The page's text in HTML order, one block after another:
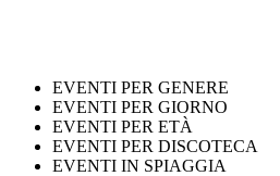
EVENTI PER GENERE
EVENTI PER GIORNO
EVENTI PER ETÀ
EVENTI PER DISCOTECA
EVENTI IN SPIAGGIA